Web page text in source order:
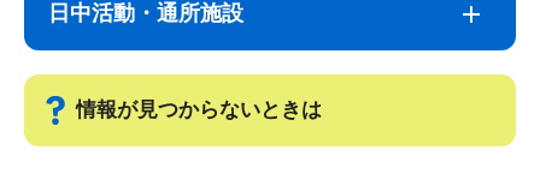
こ
で
日中活動・通所施設
情報が見つからないときは